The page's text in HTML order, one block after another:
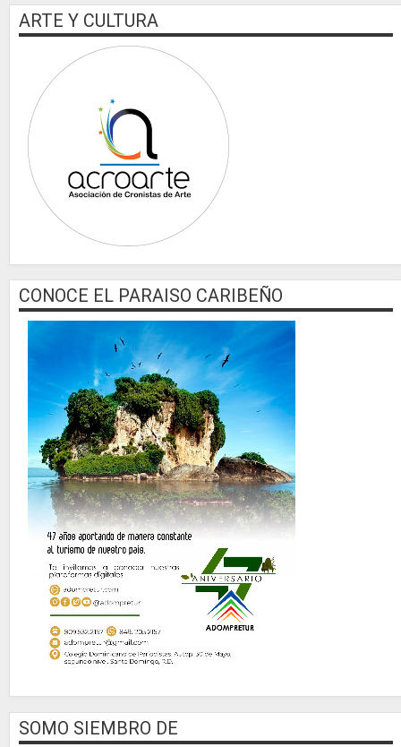
ARTE Y CULTURA
CONOCE EL PARAISO CARIBEÑO
SOMO SIEMBRO DE